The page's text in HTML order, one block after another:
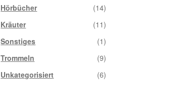
Hörbücher
(14)
Kräuter
(11)
Sonstiges
(1)
Trommeln
(9)
Unkategorisiert
(6)